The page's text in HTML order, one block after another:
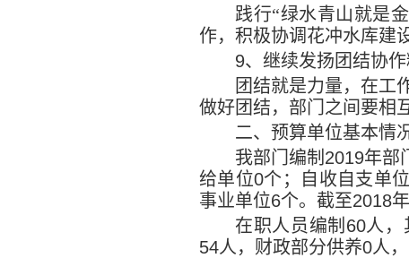
践行“绿水青山就是
作，积极协调花冲水库建
9、继续发扬团结协
团结就是力量，在工
做好团结，部门之间要相
二、预算单位基本情
我部门编制 2019年部
给单位0个；自收自支单
事业单位6个。截至2018年
在职人员编制 60人，
54人，财政部分供养0人